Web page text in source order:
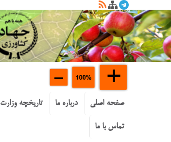
صفحه اصلی درباره ما تاریخچه وزارت
تماس با ما